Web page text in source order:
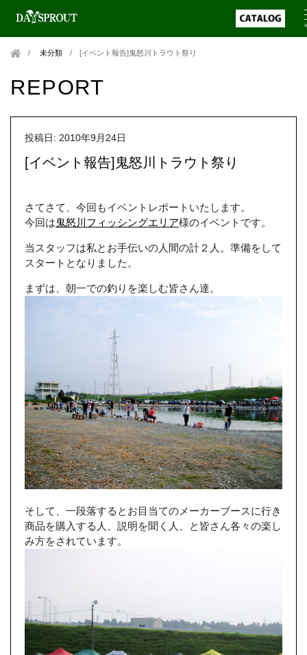
未分類 /[イベント報告]鬼怒川トラウト祭り
REPORT
投稿日: 2010年9月24日
[イベント報告]鬼怒川トラウト祭り
さてさて、今回もイベントレポートいたします。
今回は鬼怒川フィッシングエリア様のイベントです。
当スタッフは私とお手伝いの人間の計２人。準備をして
スタートとなりました。
まずは、朝一での釣りを楽しむ皆さん達。
そして、一段落するとお目当てのメーカーブースに行き
商品を購入する人、説明を聞く人、と皆さん各々の楽し
み方をされています。